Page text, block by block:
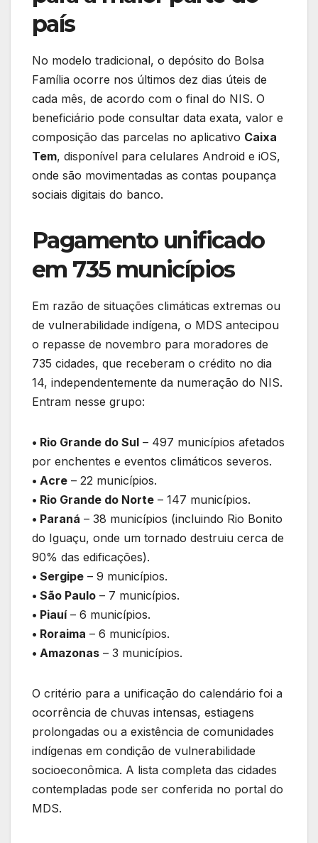
país
No modelo tradicional, o depósito do Bolsa
Família ocorre nos últimos dez dias úteis de
cada mês, de acordo com o final do NIS. O
beneficiário pode consultar data exata, valor e
composição das parcelas no aplicativo Caixa
Tem, disponível para celulares Android e iOS,
onde são movimentadas as contas poupança
sociais digitais do banco.
Pagamento unificado
em 735 municípios
Em razão de situações climáticas extremas ou
de vulnerabilidade indígena, o MDS antecipou
o repasse de novembro para moradores de
735 cidades, que receberam o crédito no dia
14, independentemente da numeração do NIS.
Entram nesse grupo:
• Rio Grande do Sul – 497 municípios afetados
por enchentes e eventos climáticos severos.
• Acre – 22 municípios.
• Rio Grande do Norte – 147 municípios.
• Paraná – 38 municípios (incluindo Rio Bonito
do Iguaçu, onde um tornado destruiu cerca de
90% das edificações).
• Sergipe – 9 municípios.
• São Paulo – 7 municípios.
• Piauí– 6 municípios.
• Roraima – 6 municípios.
• Amazonas – 3 municípios.
O critério para a unificação do calendário foi a
ocorrência de chuvas intensas, estiagens
prolongadas ou a existência de comunidades
indígenas em condição de vulnerabilidade
socioeconômica. A lista completa das cidades
contempladas pode ser conferida no portal do
MDS.